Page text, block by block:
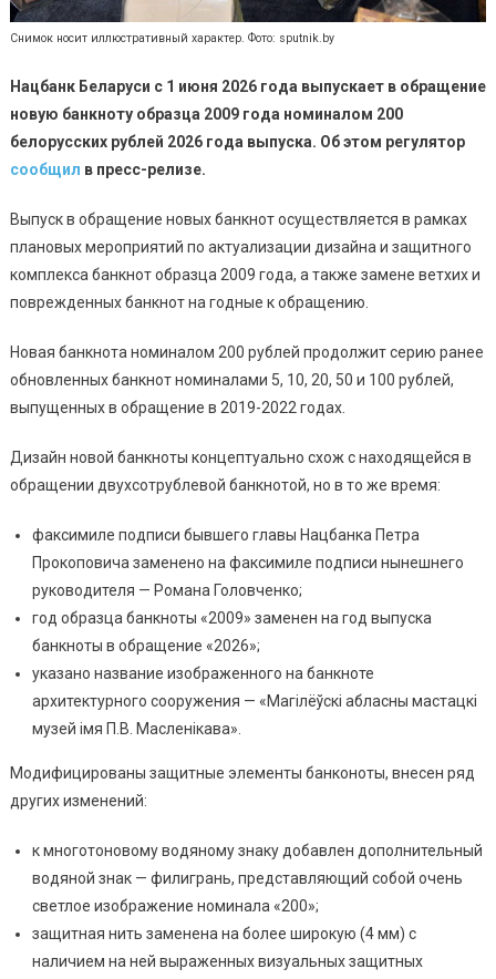
Снимок носит иллюстративный характер. Фото: sputnik.by
Нацбанк Беларуси с 1 июня 2026 года выпускает в обращение
новую банкноту образца 2009 года номиналом 200
белорусских рублей 2026 года выпуска. Об этом регулятор
сообщил в пресс-релизе.
Выпуск в обращение новых банкнот осуществляется в рамках
плановых мероприятий по актуализации дизайна и защитного
комплекса банкнот образца 2009 года, а также замене ветхих и
поврежденных банкнот на годные к обращению.
Новая банкнота номиналом 200 рублей продолжит серию ранее
обновленных банкнот номиналами 5, 10, 20, 50 и 100 рублей,
выпущенных в обращение в 2019-2022 годах.
Дизайн новой банкноты концептуально схож с находящейся в
обращении двухсотрублевой банкнотой, но в то же время:
факсимиле подписи бывшего главы Нацбанка Петра
Прокоповича заменено на факсимиле подписи нынешнего
руководителя — Романа Головченко;
год образца банкноты «2009» заменен на год выпуска
банкноты в обращение «2026»;
указано название изображенного на банкноте
архитектурного сооружения — «Магілёўскі абласны мастацкі
музей імя П.В. Масленікава».
Модифицированы защитные элементы банконоты, внесен ряд
других изменений:
к многотоновому водяному знаку добавлен дополнительный
водяной знак — филигрань, представляющий собой очень
светлое изображение номинала «200»;
защитная нить заменена на более широкую (4 мм) с
наличием на ней выраженных визуальных защитных